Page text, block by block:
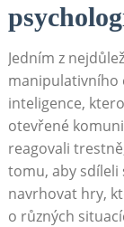
Jedním z
manipulativního
inteligence,
otevřené
reagovali
tomu, aby sdíleli
navrhovat hry,
o různých